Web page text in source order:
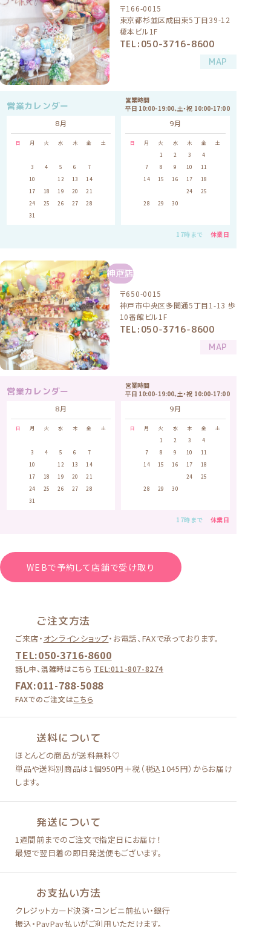
〒166-0015
東京都杉並区成田東5丁目39-12
榎本ビル1F
TEL:050-3716-8600
MAP
営業カレンダー
営業時間
平日 10:00-19:00、土・祝 10:00-17:00
8月
日 月 火 水 木 金
土
3 4 5 6 7
10 12 13 14
17 18 19 20 21
24 25 26 27 28
31
9月
日 月 火 水 木 金
土
1
2 3 4
7 8 9 10 11
14 15 16 17 18
24 25
28 29 30
17時まで 休業日
神戸店
〒650-0015
神戸市中央区多聞通5丁目1-13 歩
10番館ビル1F
TEL:050-3716-8600
MAP
営業カレンダー
営業時間
平日 10:00-19:00、土・祝 10:00-17:00
8月
日 月 火 水 木 金
土
3 4 5 6 7
10 12 13 14
17 18 19 20 21
24 25 26 27 28
31
9月
日 月 火 水 木 金
土
1
2 3 4
7 8 9 10 11
14 15 16 17 18
24 25
28 29 30
17時まで 休業日
WEBで予約して店舗で受け取り
ご注文方法
ご来店・ オンラインショップ・ お電話、FAXで承っております。
TEL:050-3716-8600
話し中、混雑時はこちら TEL:011-807-8274
FAX:011-788-5088
FAXでのご注文はこちら
送料について
ほとんどの商品が送料無料♡
単品や送料別商品は1個950円＋税（税込1045円） からお届け
します。
発送について
1週間前までのご注文で指定日にお届け！
最短で翌日着の即日発送便もございます。
お支払い方法
クレジットカード決済・コンビニ前払い・銀行
振込・PayPay払いがご利用いただけます。